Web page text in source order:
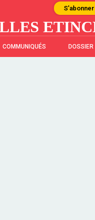
S'abonner
COMMUNIQUÉS DOSSIER